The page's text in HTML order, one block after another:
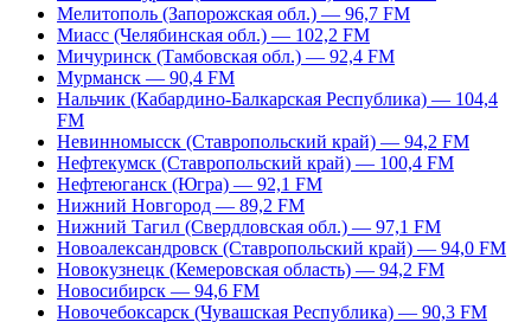
Мелитополь (Запорожская обл.) — 96,7 FM
Миасс (Челябинская обл.) — 102,2 FM
Мичуринск (Тамбовская обл.) — 92,4 FM
Мурманск — 90,4 FM
Нальчик (Кабардино-Балкарская Республика) — 104,4
FM
Невинномысск (Ставропольский край) — 94,2 FM
Нефтекумск (Ставропольский край) — 100,4 FM
Нефтеюганск (Югра) — 92,1 FM
Нижний Новгород — 89,2 FM
Нижний Тагил (Свердловская обл.) — 97,1 FM
Новоалександровск (Ставропольский край) — 94,0 FM
Новокузнецк (Кемеровская область) — 94,2 FM
Новосибирск — 94,6 FM
Новочебоксарск (Чувашская Республика) — 90,3 FM